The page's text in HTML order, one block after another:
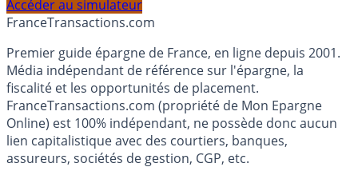
Accéder au simulateur
FranceTransactions.com
Premier guide épargne de France, en ligne depuis 2001.
Média indépendant de référence sur l'épargne, la
fiscalité et les opportunités de placement.
FranceTransactions.com (propriété de Mon Epargne
Online) est 100% indépendant, ne possède donc aucun
lien capitalistique avec des courtiers, banques,